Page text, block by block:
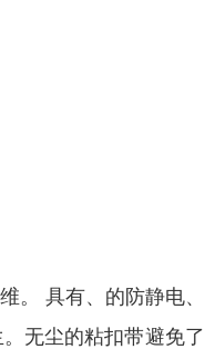
。 具有、的防静电
无尘的粘扣带避免